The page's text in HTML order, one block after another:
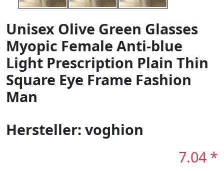
Unisex Olive Green Glasses
Myopic Female Anti-blue
Light Prescription Plain Thin
Square Eye Frame Fashion
Man
Hersteller: voghion
7.04 *